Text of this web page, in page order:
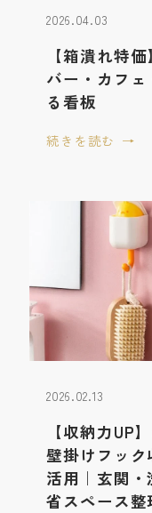
2026.04.03
【箱潰れ特
バー・カフ
る看板
続きを読む
2026.02.13
【収納力UP
壁掛けフッ
活用｜玄関
省スペース整